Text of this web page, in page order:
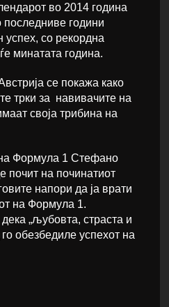
во 2014 година
последниве години
со рекордна
минатата година.
се покажа како
трки за навивачите на
своја трибина на
Формула 1 Стефано
почит на починатиот
напори да ја врати
на Формула 1.
„љубовта, страста и
обезбедиле успехот на